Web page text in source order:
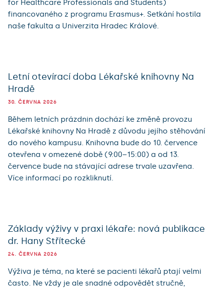
for Healthcare Professionals and Students)
financovaného z programu Erasmus+. Setkání hostila
naše fakulta a Univerzita Hradec Králové.
Letní otevírací doba Lékařské knihovny Na
Hradě
30. ČERVNA 2026
Během letních prázdnin dochází ke změně provozu
Lékařské knihovny Na Hradě z důvodu jejího stěhování
do nového kampusu. Knihovna bude do 10. července
otevřena v omezené době (9:00–15:00) a od 13.
července bude na stávající adrese trvale uzavřena.
Více informací po rozkliknutí.
Základy výživy v praxi lékaře: nová publikace
dr. Hany Střítecké
24. ČERVNA 2026
Výživa je téma, na které se pacienti lékařů ptají velmi
často. Ne vždy je ale snadné odpovědět stručně,